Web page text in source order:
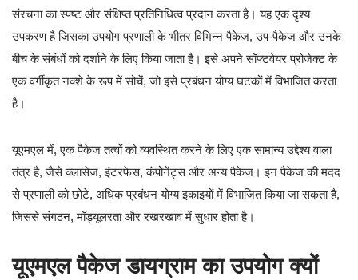
संरचना का स्पष्ट और संक्षिप्त प्रतिनिधित्व प्रदान करता है। यह एक दृश्य
उपकरण है जिसका उपयोग प्रणाली के भीतर विभिन्न पैकेज, उप-पैकेज और उनके
बीच के संबंधों को दर्शाने के लिए किया जाता है। इसे अपने सॉफ्टवेयर प्रोजेक्ट के
एक वर्गीकृत नक्शे के रूप में सोचें, जो इसे प्रबंधन योग्य घटकों में विभाजित करता
है।
यूएमएल में, एक पैकेज तत्वों को व्यवस्थित करने के लिए एक सामान्य उद्देश्य वाला
तंत्र है, जैसे क्लासेज, इंटरफेस, कंपोनेंट्स और अन्य पैकेज। इन पैकेज की मदद
से प्रणाली को छोटे, अधिक प्रबंधन योग्य इकाइयों में विभाजित किया जा सकता है,
जिससे संगठन, मॉड्यूलरता और रखरखाव में सुधार होता है।
यूएमएल पैकेज डायग्राम का उपयोग क्यों